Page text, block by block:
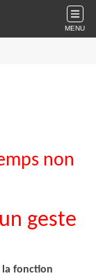
MENU
non
geste
la fonction